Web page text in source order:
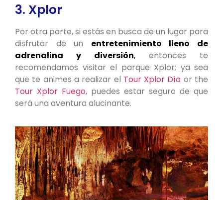
3. Xplor
Por otra parte, si estás en busca de un lugar para
disfrutar de un entretenimiento lleno de
adrenalina y diversión, entonces te
recomendamos visitar el parque Xplor; ya sea
que te animes a realizar el Tour Xplor Día or the
Tour Xplor Fuego, puedes estar seguro de que
será una aventura alucinante.